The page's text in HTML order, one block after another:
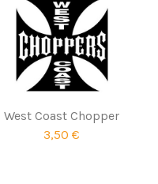
West Coast Chopper
3,50 €